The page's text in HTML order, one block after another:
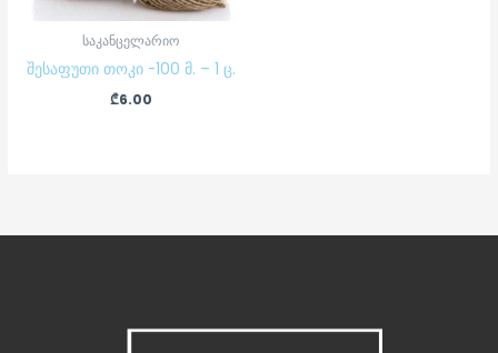
საკანცელარიო
შესაფუთი თოკი -100 მ. – 1 ც.
₾6.00